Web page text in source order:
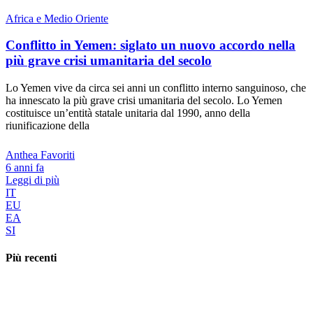
Africa e Medio Oriente
Conflitto in Yemen: siglato un nuovo accordo nella
più grave crisi umanitaria del secolo
Lo Yemen vive da circa sei anni un conflitto interno sanguinoso, che
ha innescato la più grave crisi umanitaria del secolo. Lo Yemen
costituisce un’entità statale unitaria dal 1990, anno della
riunificazione della
Anthea Favoriti
6 anni fa
Leggi di più
IT
EU
EA
SI
Più recenti